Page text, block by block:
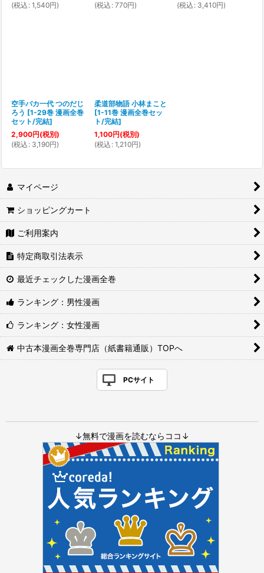
(税込 : 1,540円)
(税込 : 770円)
(税込 : 3,410円)
空手バカ一代 つのだじ
ろう [1-29巻 漫画全巻
セット/完結]
2,900円(税別)
(税込 : 3,190円)
柔道部物語 小林まこと
[1-11巻 漫画全巻セッ
ト/完結]
1,100円(税別)
(税込 : 1,210円)
マイページ
ショッピングカート
ご利用案内
特定商取引法表示
最近チェックした漫画全巻
ランキング：男性漫画
ランキング：女性漫画
中古本漫画全巻専門店（紙書籍通販）TOPへ
PCサイト
↓無料で漫画を読むならココ↓